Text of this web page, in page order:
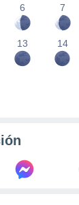
6
7
13 14